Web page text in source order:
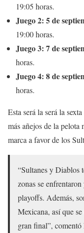
19:05 horas.
Juego 2: 5 de
19:00 horas.
Juego 3: 7 de
horas.
Juego 4: 8 de
horas.
Esta será la será la
más añejos de la pelota
marca a favor de los
“Sultanes y Diablos
zonas se
playoffs. Además,
Mexicana, así que
gran final”,